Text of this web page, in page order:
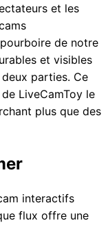
et les
de notre
et visibles
parties. Ce
LiveCamToy le
plus que des
interactifs
flux offre une